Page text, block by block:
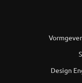
Design